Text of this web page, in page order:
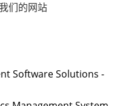
们的网站
Software Solutions -